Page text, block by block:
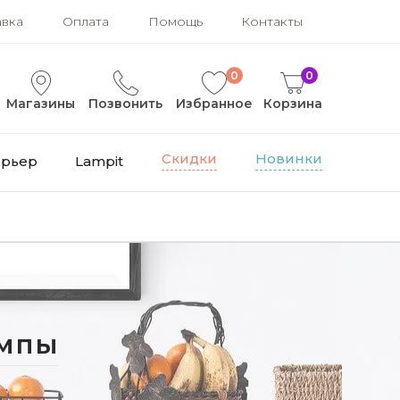
Оплата Помощь Контакты
Магазины Позвонить
0
Избранное Корзина
0
Lampit Скидки Новинки